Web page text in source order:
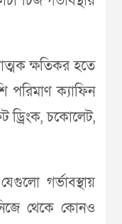
ক্ষতিকর হতে
পরিমাণ ক্যাফিন
ড্রিংক, চকোলেট,
গর্ভাবস্থায়
থেকে কোনও